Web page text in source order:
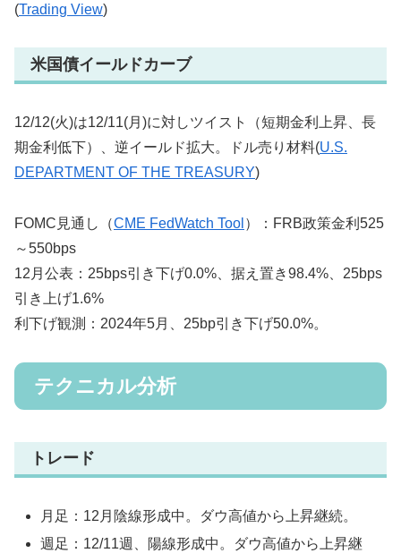
(Trading View)
米国債イールドカーブ
12/12(火)は12/11(月)に対しツイスト（短期金利上昇、長
期金利低下）、逆イールド拡大。ドル売り材料(U.S.
DEPARTMENT OF THE TREASURY)
FOMC見通し（CME FedWatch Tool ）：FRB政策金利525
～550bps
12月公表：25bps引き下げ0.0%、据え置き98.4%、25bps
引き上げ1.6%
利下げ観測：2024年5月、25bp引き下げ50.0%。
テクニカル分析
トレード
月足：12月陰線形成中。ダウ高値から上昇継続。
週足：12/11週、陽線形成中。ダウ高値から上昇継